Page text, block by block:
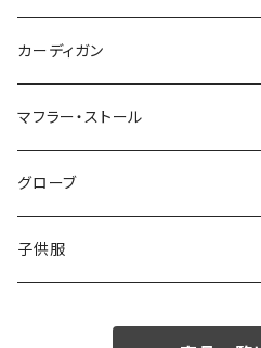
50/XL～
48/L
50/XL～
46/M
48/L
50/XL～
～44/S
46/M
48/L
50/XL～
カーディガン
～44/S
46/M
48/L
マフラー・ストール
グローブ
子供服